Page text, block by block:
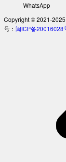
WhatsApp
Copyright © 2021-2025
号： 闽ICP备20016028